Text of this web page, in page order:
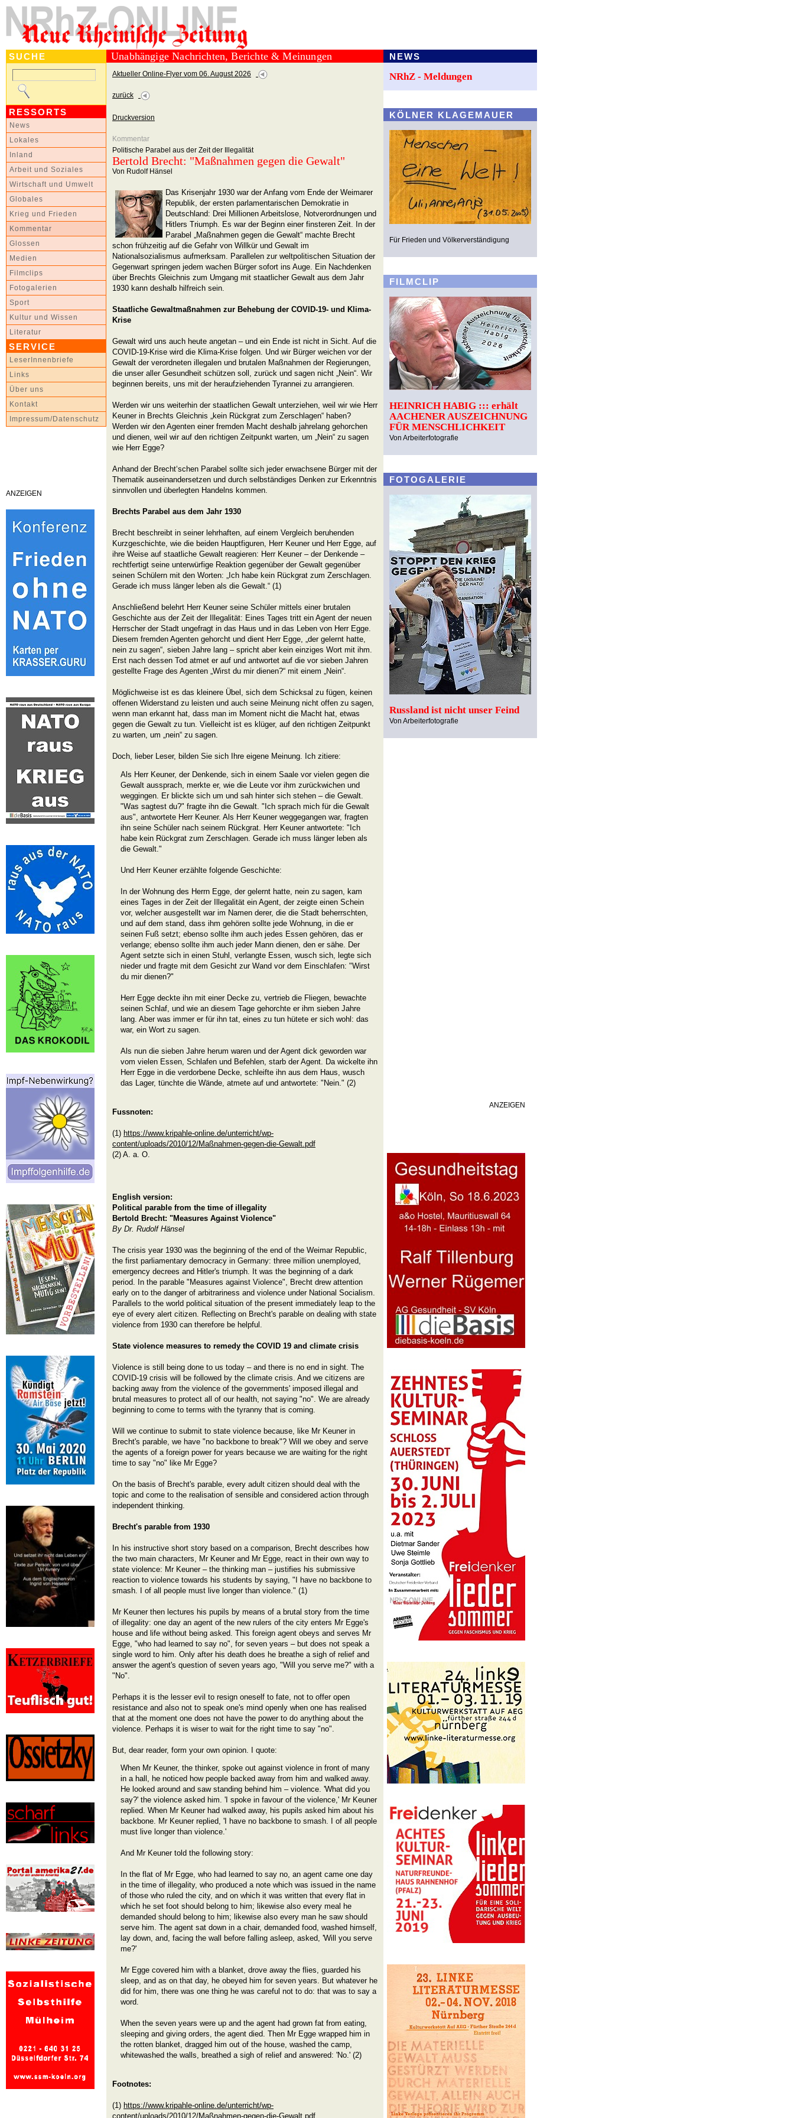
SUCHE
RESSORTS
News
Lokales
Inland
Arbeit und Soziales
Wirtschaft und Umwelt
Globales
Krieg und Frieden
Kommentar
Glossen
Medien
Filmclips
Fotogalerien
Sport
Kultur und Wissen
Literatur
SERVICE
LeserInnenbriefe
Links
Über uns
Kontakt
Impressum/Datenschutz
ANZEIGEN
Unabhängige Nachrichten, Berichte & Meinungen
Aktueller Online-Flyer vom 06. August 2026
zurück
Druckversion
Kommentar
Politische Parabel aus der Zeit der Illegalität
Bertold Brecht: "Maßnahmen gegen die Gewalt"
Von Rudolf Hänsel
Das Krisenjahr 1930 war der Anfang vom Ende der Weimarer
Republik, der ersten parlamentarischen Demokratie in
Deutschland: Drei Millionen Arbeitslose, Notverordnungen und
Hitlers Triumph. Es war der Beginn einer finsteren Zeit. In der
Parabel „Maßnahmen gegen die Gewalt“ machte Brecht
schon frühzeitig auf die Gefahr von Willkür und Gewalt im
Nationalsozialismus aufmerksam. Parallelen zur weltpolitischen Situation der
Gegenwart springen jedem wachen Bürger sofort ins Auge. Ein Nachdenken
über Brechts Gleichnis zum Umgang mit staatlicher Gewalt aus dem Jahr
1930 kann deshalb hilfreich sein.
Staatliche Gewaltmaßnahmen zur Behebung der COVID-19- und Klima-
Krise
Gewalt wird uns auch heute angetan – und ein Ende ist nicht in Sicht. Auf die
COVID-19-Krise wird die Klima-Krise folgen. Und wir Bürger weichen vor der
Gewalt der verordneten illegalen und brutalen Maßnahmen der Regierungen,
die unser aller Gesundheit schützen soll, zurück und sagen nicht „Nein“. Wir
beginnen bereits, uns mit der heraufziehenden Tyrannei zu arrangieren.
Werden wir uns weiterhin der staatlichen Gewalt unterziehen, weil wir wie Herr
Keuner in Brechts Gleichnis „kein Rückgrat zum Zerschlagen“ haben?
Werden wir den Agenten einer fremden Macht deshalb jahrelang gehorchen
und dienen, weil wir auf den richtigen Zeitpunkt warten, um „Nein“ zu sagen
wie Herr Egge?
Anhand der Brecht‘schen Parabel sollte sich jeder erwachsene Bürger mit der
Thematik auseinandersetzen und durch selbständiges Denken zur Erkenntnis
sinnvollen und überlegten Handelns kommen.
Brechts Parabel aus dem Jahr 1930
Brecht beschreibt in seiner lehrhaften, auf einem Vergleich beruhenden
Kurzgeschichte, wie die beiden Hauptfiguren, Herr Keuner und Herr Egge, auf
ihre Weise auf staatliche Gewalt reagieren: Herr Keuner – der Denkende –
rechtfertigt seine unterwürfige Reaktion gegenüber der Gewalt gegenüber
seinen Schülern mit den Worten: „Ich habe kein Rückgrat zum Zerschlagen.
Gerade ich muss länger leben als die Gewalt.“ (1)
Anschließend belehrt Herr Keuner seine Schüler mittels einer brutalen
Geschichte aus der Zeit der Illegalität: Eines Tages tritt ein Agent der neuen
Herrscher der Stadt ungefragt in das Haus und in das Leben von Herr Egge.
Diesem fremden Agenten gehorcht und dient Herr Egge, „der gelernt hatte,
nein zu sagen“, sieben Jahre lang – spricht aber kein einziges Wort mit ihm.
Erst nach dessen Tod atmet er auf und antwortet auf die vor sieben Jahren
gestellte Frage des Agenten „Wirst du mir dienen?“ mit einem „Nein“.
Möglichweise ist es das kleinere Übel, sich dem Schicksal zu fügen, keinen
offenen Widerstand zu leisten und auch seine Meinung nicht offen zu sagen,
wenn man erkannt hat, dass man im Moment nicht die Macht hat, etwas
gegen die Gewalt zu tun. Vielleicht ist es klüger, auf den richtigen Zeitpunkt
zu warten, um „nein“ zu sagen.
Doch, lieber Leser, bilden Sie sich Ihre eigene Meinung. Ich zitiere:
Als Herr Keuner, der Denkende, sich in einem Saale vor vielen gegen die
Gewalt aussprach, merkte er, wie die Leute vor ihm zurückwichen und
weggingen. Er blickte sich um und sah hinter sich stehen – die Gewalt.
"Was sagtest du?" fragte ihn die Gewalt. "Ich sprach mich für die Gewalt
aus", antwortete Herr Keuner. Als Herr Keuner weggegangen war, fragten
ihn seine Schüler nach seinem Rückgrat. Herr Keuner antwortete: "Ich
habe kein Rückgrat zum Zerschlagen. Gerade ich muss länger leben als
die Gewalt."
Und Herr Keuner erzählte folgende Geschichte:
In der Wohnung des Herrn Egge, der gelernt hatte, nein zu sagen, kam
eines Tages in der Zeit der Illegalität ein Agent, der zeigte einen Schein
vor, welcher ausgestellt war im Namen derer, die die Stadt beherrschten,
und auf dem stand, dass ihm gehören sollte jede Wohnung, in die er
seinen Fuß setzt; ebenso sollte ihm auch jedes Essen gehören, das er
verlange; ebenso sollte ihm auch jeder Mann dienen, den er sähe. Der
Agent setzte sich in einen Stuhl, verlangte Essen, wusch sich, legte sich
nieder und fragte mit dem Gesicht zur Wand vor dem Einschlafen: "Wirst
du mir dienen?"
Herr Egge deckte ihn mit einer Decke zu, vertrieb die Fliegen, bewachte
seinen Schlaf, und wie an diesem Tage gehorchte er ihm sieben Jahre
lang. Aber was immer er für ihn tat, eines zu tun hütete er sich wohl: das
war, ein Wort zu sagen.
Als nun die sieben Jahre herum waren und der Agent dick geworden war
vom vielen Essen, Schlafen und Befehlen, starb der Agent. Da wickelte ihn
Herr Egge in die verdorbene Decke, schleifte ihn aus dem Haus, wusch
das Lager, tünchte die Wände, atmete auf und antwortete: "Nein." (2)
Fussnoten:
(1) https://www.kripahle-online.de/unterricht/wp-
content/uploads/2010/12/Maßnahmen-gegen-die-Gewalt.pdf
(2) A. a. O.
English version:
Political parable from the time of illegality
Bertold Brecht: "Measures Against Violence"
By Dr. Rudolf Hänsel
The crisis year 1930 was the beginning of the end of the Weimar Republic,
the first parliamentary democracy in Germany: three million unemployed,
emergency decrees and Hitler's triumph. It was the beginning of a dark
period. In the parable "Measures against Violence", Brecht drew attention
early on to the danger of arbitrariness and violence under National Socialism.
Parallels to the world political situation of the present immediately leap to the
eye of every alert citizen. Reflecting on Brecht's parable on dealing with state
violence from 1930 can therefore be helpful.
State violence measures to remedy the COVID 19 and climate crisis
Violence is still being done to us today – and there is no end in sight. The
COVID-19 crisis will be followed by the climate crisis. And we citizens are
backing away from the violence of the governments' imposed illegal and
brutal measures to protect all of our health, not saying "no". We are already
beginning to come to terms with the tyranny that is coming.
Will we continue to submit to state violence because, like Mr Keuner in
Brecht's parable, we have "no backbone to break"? Will we obey and serve
the agents of a foreign power for years because we are waiting for the right
time to say "no" like Mr Egge?
On the basis of Brecht's parable, every adult citizen should deal with the
topic and come to the realisation of sensible and considered action through
independent thinking.
Brecht's parable from 1930
In his instructive short story based on a comparison, Brecht describes how
the two main characters, Mr Keuner and Mr Egge, react in their own way to
state violence: Mr Keuner – the thinking man – justifies his submissive
reaction to violence towards his students by saying, "I have no backbone to
smash. I of all people must live longer than violence." (1)
Mr Keuner then lectures his pupils by means of a brutal story from the time
of illegality: one day an agent of the new rulers of the city enters Mr Egge's
house and life without being asked. This foreign agent obeys and serves Mr
Egge, "who had learned to say no", for seven years – but does not speak a
single word to him. Only after his death does he breathe a sigh of relief and
answer the agent's question of seven years ago, "Will you serve me?" with a
"No".
Perhaps it is the lesser evil to resign oneself to fate, not to offer open
resistance and also not to speak one's mind openly when one has realised
that at the moment one does not have the power to do anything about the
violence. Perhaps it is wiser to wait for the right time to say "no".
But, dear reader, form your own opinion. I quote:
When Mr Keuner, the thinker, spoke out against violence in front of many
in a hall, he noticed how people backed away from him and walked away.
He looked around and saw standing behind him – violence. 'What did you
say?' the violence asked him. 'I spoke in favour of the violence,' Mr Keuner
replied. When Mr Keuner had walked away, his pupils asked him about his
backbone. Mr Keuner replied, 'I have no backbone to smash. I of all people
must live longer than violence.'
And Mr Keuner told the following story:
In the flat of Mr Egge, who had learned to say no, an agent came one day
in the time of illegality, who produced a note which was issued in the name
of those who ruled the city, and on which it was written that every flat in
which he set foot should belong to him; likewise also every meal he
demanded should belong to him; likewise also every man he saw should
serve him. The agent sat down in a chair, demanded food, washed himself,
lay down, and, facing the wall before falling asleep, asked, 'Will you serve
me?'
Mr Egge covered him with a blanket, drove away the flies, guarded his
sleep, and as on that day, he obeyed him for seven years. But whatever he
did for him, there was one thing he was careful not to do: that was to say a
word.
When the seven years were up and the agent had grown fat from eating,
sleeping and giving orders, the agent died. Then Mr Egge wrapped him in
the rotten blanket, dragged him out of the house, washed the camp,
whitewashed the walls, breathed a sigh of relief and answered: 'No.' (2)
Footnotes:
(1) https://www.kripahle-online.de/unterricht/wp-
content/uploads/2010/12/Maßnahmen-gegen-die-Gewalt.pdf
NEWS
NRhZ - Meldungen
KÖLNER KLAGEMAUER
Für Frieden und Völkerverständigung
FILMCLIP
HEINRICH HABIG ::: erhält
AACHENER AUSZEICHNUNG
FÜR MENSCHLICHKEIT
Von Arbeiterfotografie
FOTOGALERIE
Russland ist nicht unser Feind
Von Arbeiterfotografie
ANZEIGEN